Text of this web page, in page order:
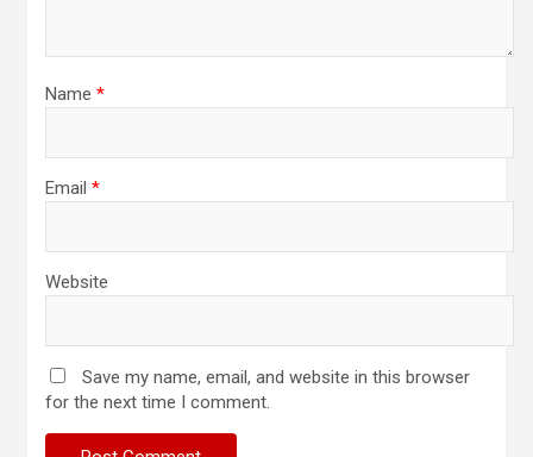
Name *
Email *
Website
Save my name, email, and website in this browser
for the next time I comment.